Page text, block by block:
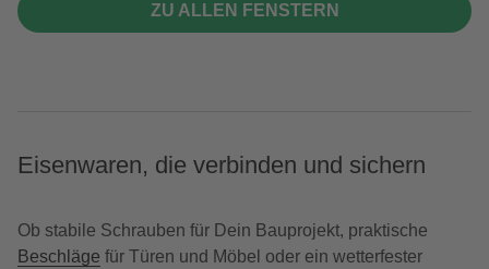
ZU ALLEN FENSTERN
Eisenwaren, die verbinden und sichern
Ob stabile Schrauben für Dein Bauprojekt, praktische
Beschläge für Türen und Möbel oder ein wetterfester